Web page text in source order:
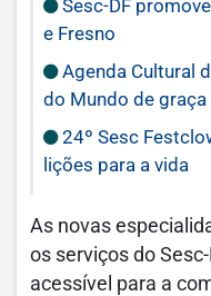
Sesc-DF
e Fresno
Agenda Cultural
do Mundo de graça
24º Sesc
lições para a vida
As novas
os serviços do
acessível para a